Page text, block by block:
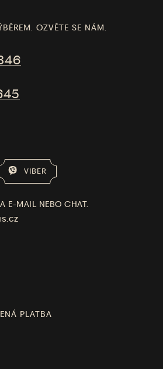
OZVĚTE SE NÁM.
VIBER
E-MAIL NEBO CHAT.
PLATBA